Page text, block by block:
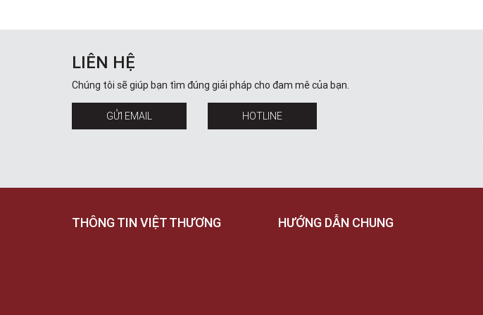
LIÊN HỆ
Chúng tôi sẽ giúp bạn tìm đúng giải pháp cho đam mê của bạn.
GỬI EMAIL HOTLINE
THÔNG TIN VIỆT THƯƠNG HƯỚNG DẪN CHUNG